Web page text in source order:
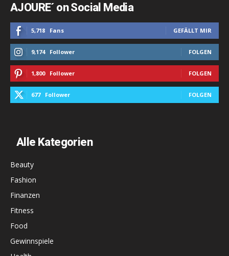
AJOURE´ on Social Media
5,718 Fans GEFÄLLT MIR
9,174 Follower FOLGEN
1,800 Follower FOLGEN
677 Follower FOLGEN
Alle Kategorien
Beauty
Fashion
Finanzen
Fitness
Food
Gewinnspiele